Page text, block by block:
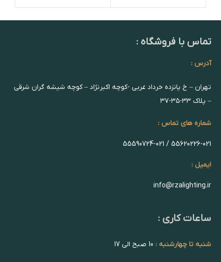
تماس با فروشگاه :
آدرس :
تهران – خ پانزده خرداد غربی -کوچه اکبرنژاد – کوچه شیشه گران شرقی
– پلاک ۳۳-۳۵-۳۷
شماره های تماس :
55620226-021 / 55590724-021
ایمیل :
info@rzalighting.ir
ساعات کاری :
شنبه تا چهارشنبه :